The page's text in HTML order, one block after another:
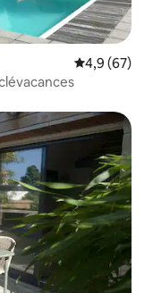
Évaluation
4,9 (67)
56 St Armel 3*-3 clévacances